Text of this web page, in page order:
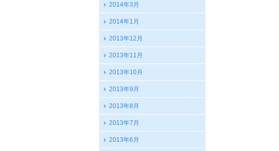
2014年3月
2014年1月
2013年12月
2013年11月
2013年10月
2013年9月
2013年8月
2013年7月
2013年6月